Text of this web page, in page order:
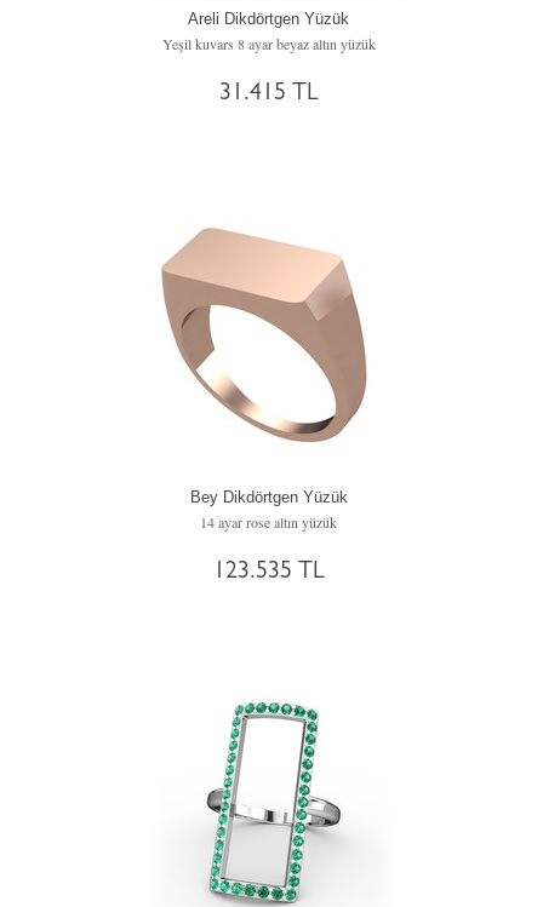
Areli Dikdörtgen Yüzük
Yeşil kuvars 8 ayar beyaz altın yüzük
31.415 TL
Bey Dikdörtgen Yüzük
14 ayar rose altın yüzük
123.535 TL